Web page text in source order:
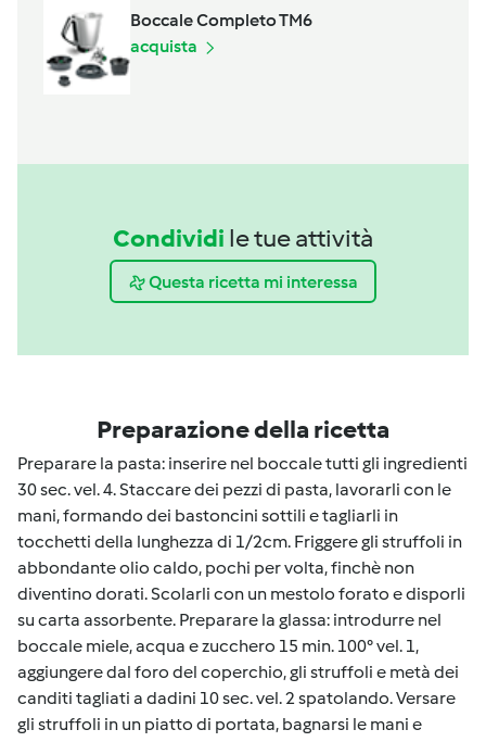
Boccale Completo TM6
acquista
Condividi le tue attività
Questa ricetta mi interessa
Preparazione della ricetta
Preparare la pasta: inserire nel boccale tutti gli ingredienti
30 sec. vel. 4. Staccare dei pezzi di pasta, lavorarli con le
mani, formando dei bastoncini sottili e tagliarli in
tocchetti della lunghezza di 1/2cm. Friggere gli struffoli in
abbondante olio caldo, pochi per volta, finchè non
diventino dorati. Scolarli con un mestolo forato e disporli
su carta assorbente. Preparare la glassa: introdurre nel
boccale miele, acqua e zucchero 15 min. 100° vel. 1,
aggiungere dal foro del coperchio, gli struffoli e metà dei
canditi tagliati a dadini 10 sec. vel. 2 spatolando. Versare
gli struffoli in un piatto di portata, bagnarsi le mani e